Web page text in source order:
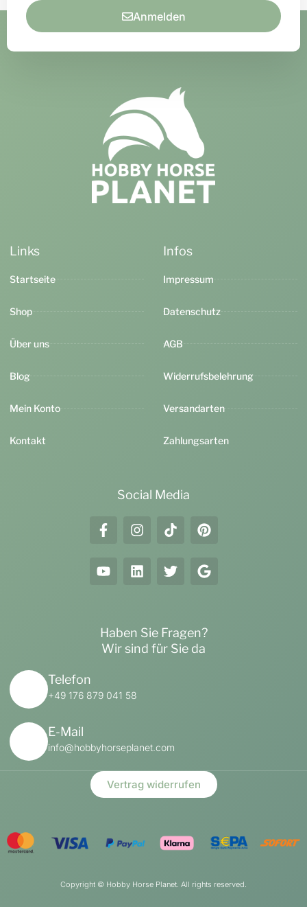
Anmelden
Links
Startseite
Shop
Über uns
Blog
Mein Konto
Kontakt
Infos
Impressum
Datenschutz
AGB
Widerrufsbelehrung
Versandarten
Zahlungsarten
Social Media
Haben Sie Fragen?
Wir sind für Sie da
Telefon
+49 176 879 041 58
E-Mail
info@hobbyhorseplanet.com
Vertrag widerrufen
Copyright © Hobby Horse Planet. All rights reserved.